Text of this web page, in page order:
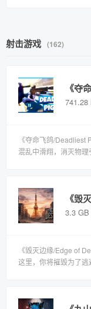
射击游戏 (162)
741.28
《夺命飞鸽/Deadliest
混乱中滑翔，消灭物理
3.3 GB
《毁灭边缘/Edge of
这里，你将摧毁为了逃